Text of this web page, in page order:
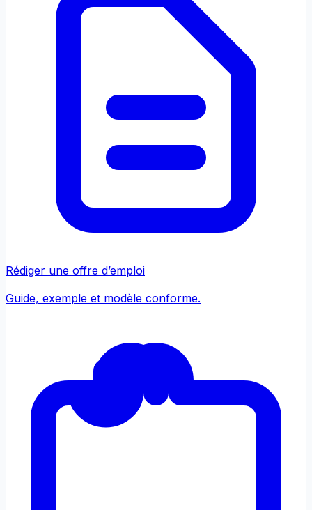
Rédiger une offre d’emploi
Guide, exemple et modèle conforme.